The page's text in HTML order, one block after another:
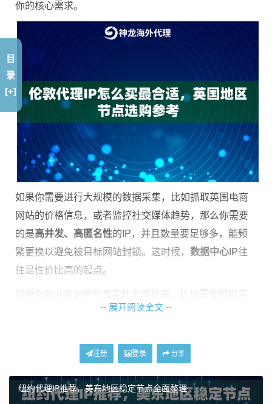
你的核心需求。
如果你需要进行大规模的数据采集，比如抓取英国电商
网站的价格信息，或者监控社交媒体趋势，那么你需要
的是高并发、高匿名性的IP，并且数量要足够多，能频
繁更换以避免被目标网站封锁。这时候， 数据中心IP往
往是性价比高的起点。
国本地真实用户的注册、登录或浏览行为，进行市场调
英国本地真实的家庭宽带，被网站识别为普通用户的概
在选购英国地区节点，特别是伦敦代理IP前，务必问自
-- 展开阅读全文 --
注册 登录 分享
纽约代理IP推荐，美东地区稳定节点全面整理
目
录
[+]